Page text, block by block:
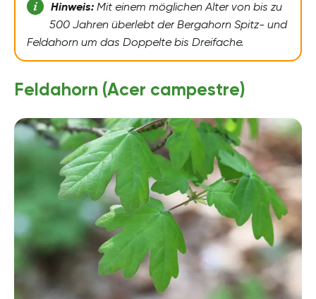
Hinweis: Mit einem möglichen Alter von bis zu
500 Jahren überlebt der Bergahorn Spitz- und
Feldahorn um das Doppelte bis Dreifache.
Feldahorn (Acer campestre)